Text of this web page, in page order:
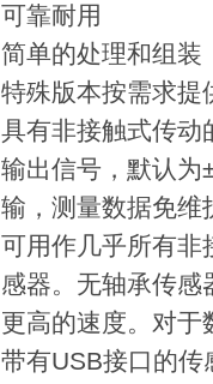
可靠耐用
简单的处理和组装
特殊版本按需求提
具有非接触式传动
输出信号，默认为
输，测量数据免维
可用作几乎所有非
感器。无轴承传感
更高的速度。对
带有USB接口的